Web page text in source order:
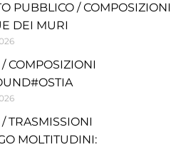
PUBBLICO / COMPOSIZIONI
DEI MURI
/ COMPOSIZIONI
/ TRASMISSIONI
MOLTITUDINI: